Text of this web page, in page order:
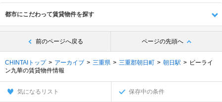
都市にこだわって賃貸物件を探す
前のページへ戻る ページの先頭へ
CHINTAIトップ アーカイブ 三重県 三重郡朝日町 朝日駅
ビーライ
ン九華の賃貸物件情報
気になるリスト 保存中の条件